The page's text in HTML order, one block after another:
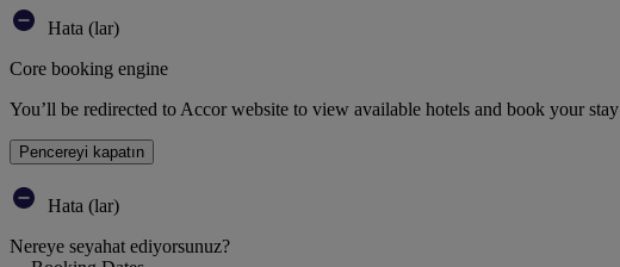
Hata (lar)
Core booking engine
You’ll be redirected to Accor website to view available hotels and book your stay
Pencereyi kapatın
Hata (lar)
Nereye seyahat ediyorsunuz?